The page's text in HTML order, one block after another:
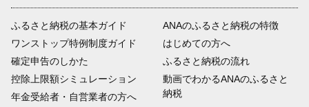
ふるさと納税の基本ガイド
ワンストップ特例制度ガイド
確定申告のしかた
控除上限額シミュレーション
年金受給者・自営業者の方へ
ANAのふるさと納税の特徴
はじめての方へ
ふるさと納税の流れ
動画でわかるANAのふるさと
納税